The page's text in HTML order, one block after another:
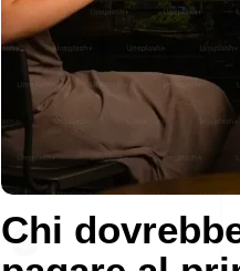
Chi